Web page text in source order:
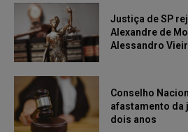
Justiça de SP
Alexandre de
Alessandro
Conselho
afastamento da
dois anos